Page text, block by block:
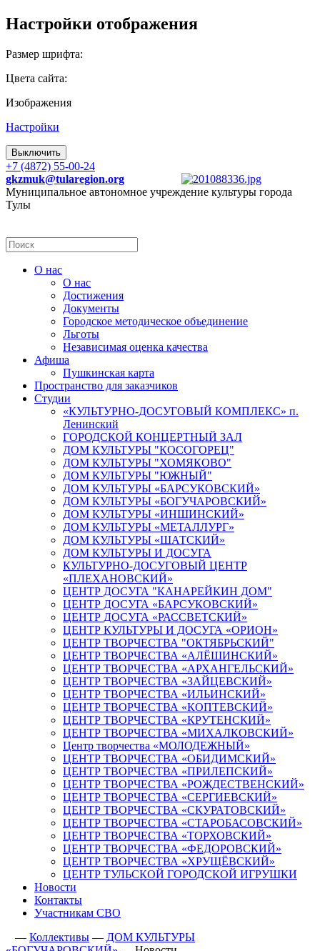
Настройки отображения
Размер шрифта:
Цвета сайта:
Изображения
Настройки
Выключить
+7 (4872) 55-00-24
gkzmuk@tularegion.org
Муниципальное автономное учреждение культуры города
Тулы
О нас
О нас
Достижения
Документы
Городское методическое объединение
Льготы
Независимая оценка качества
Афиша
Пушкинская карта
Пространство для заказчиков
Студии
«КУЛЬТУРНО-ДОСУГОВЫЙ КОМПЛЕКС» п.
Ленинский
ГОРОДСКОЙ КОНЦЕРТНЫЙ ЗАЛ
ДОМ КУЛЬТУРЫ "КОСОГОРЕЦ"
ДОМ КУЛЬТУРЫ "ХОМЯКОВО"
ДОМ КУЛЬТУРЫ "ЮЖНЫЙ"
ДОМ КУЛЬТУРЫ «БАРСУКОВСКИЙ»
ДОМ КУЛЬТУРЫ «БОГУЧАРОВСКИЙ»
ДОМ КУЛЬТУРЫ «ИНШИНСКИЙ»
ДОМ КУЛЬТУРЫ «МЕТАЛЛУРГ»
ДОМ КУЛЬТУРЫ «ШАТСКИЙ»
ДОМ КУЛЬТУРЫ И ДОСУГА
КУЛЬТУРНО-ДОСУГОВЫЙ ЦЕНТР
«ПЛЕХАНОВСКИЙ»
ЦЕНТР ДОСУГА "КАНАРЕЙКИН ДОМ"
ЦЕНТР ДОСУГА «БАРСУКОВСКИЙ»
ЦЕНТР ДОСУГА «РАССВЕТСКИЙ»
ЦЕНТР КУЛЬТУРЫ И ДОСУГА «ОРИОН»
ЦЕНТР ТВОРЧЕСТВА "ОКТЯБРЬСКИЙ"
ЦЕНТР ТВОРЧЕСТВА «АЛЁШИНСКИЙ»
ЦЕНТР ТВОРЧЕСТВА «АРХАНГЕЛЬСКИЙ»
ЦЕНТР ТВОРЧЕСТВА «ЗАЙЦЕВСКИЙ»
ЦЕНТР ТВОРЧЕСТВА «ИЛЬИНСКИЙ»
ЦЕНТР ТВОРЧЕСТВА «КОПТЕВСКИЙ»
ЦЕНТР ТВОРЧЕСТВА «КРУТЕНСКИЙ»
ЦЕНТР ТВОРЧЕСТВА «МИХАЛКОВСКИЙ»
Центр творчества «МОЛОДЕЖНЫЙ»
ЦЕНТР ТВОРЧЕСТВА «ОБИДИМСКИЙ»
ЦЕНТР ТВОРЧЕСТВА «ПРИЛЕПСКИЙ»
ЦЕНТР ТВОРЧЕСТВА «РОЖДЕСТВЕНСКИЙ»
ЦЕНТР ТВОРЧЕСТВА «СЕРГИЕВСКИЙ»
ЦЕНТР ТВОРЧЕСТВА «СКУРАТОВСКИЙ»
ЦЕНТР ТВОРЧЕСТВА «СТАРОБАСОВСКИЙ»
ЦЕНТР ТВОРЧЕСТВА «ТОРХОВСКИЙ»
ЦЕНТР ТВОРЧЕСТВА «ФЕДОРОВСКИЙ»
ЦЕНТР ТВОРЧЕСТВА «ХРУЩЁВСКИЙ»
ЦЕНТР ТУЛЬСКОЙ ГОРОДСКОЙ ИГРУШКИ
Новости
Контакты
Участникам СВО
— Коллективы — ДОМ КУЛЬТУРЫ